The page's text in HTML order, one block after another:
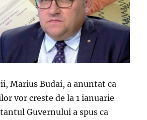
Marius Budai, a anuntat ca
vor creste de la 1 ianuarie
Guvernului a spus ca